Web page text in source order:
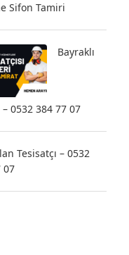
Sifon Tamiri
Bayraklı
0532 384 77 07
Tesisatçı – 0532
07